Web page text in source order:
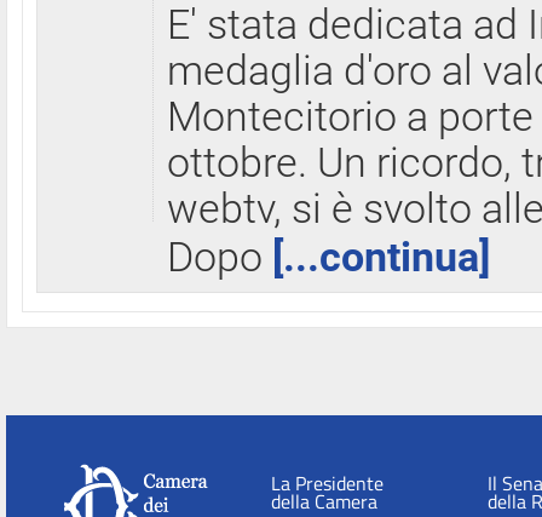
E' stata dedicata ad
medaglia d'oro al
Montecitorio a
ottobre. Un ricordo,
webtv, si è svolto
Dopo [...continua]
La Presidente
della Camera
Il
della